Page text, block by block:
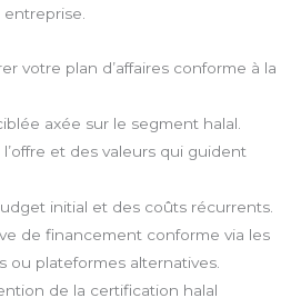
votre plan d’affaires conforme à la
axée sur le segment halal.
et des valeurs qui guident
initial et des coûts récurrents.
de financement conforme via les
ou plateformes alternatives.
de la certification halal